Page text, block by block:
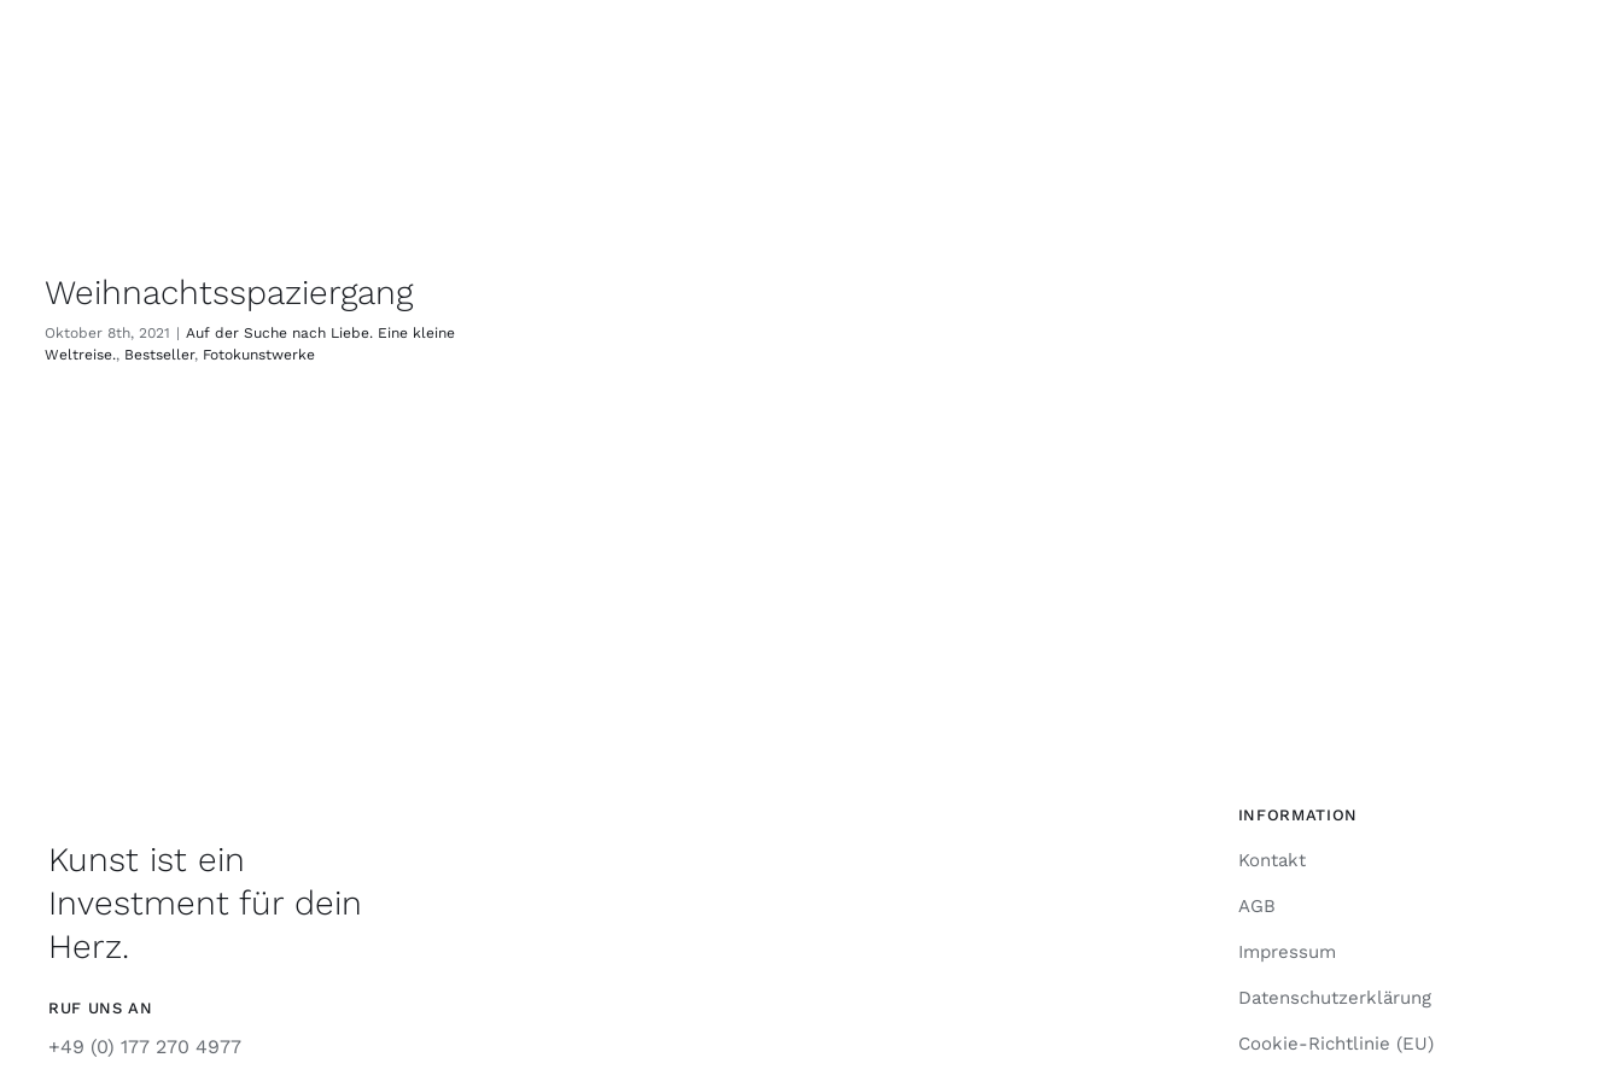
Weihnachtsspaziergang
Oktober 8th, 2021 | Auf der Suche nach Liebe. Eine kleine
Weltreise., Bestseller, Fotokunstwerke
Kunst ist ein
Investment für dein
Herz.
RUF UNS AN
+49 (0) 177 270 4977
INFORMATION
Kontakt
AGB
Impressum
Datenschutzerklärung
Cookie-Richtlinie (EU)